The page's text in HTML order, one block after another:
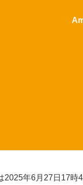
年6月27日17時